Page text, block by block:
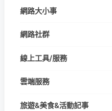
網路大小事
網路社群
線上工具/服務
雲端服務
旅遊&美食&活動記事